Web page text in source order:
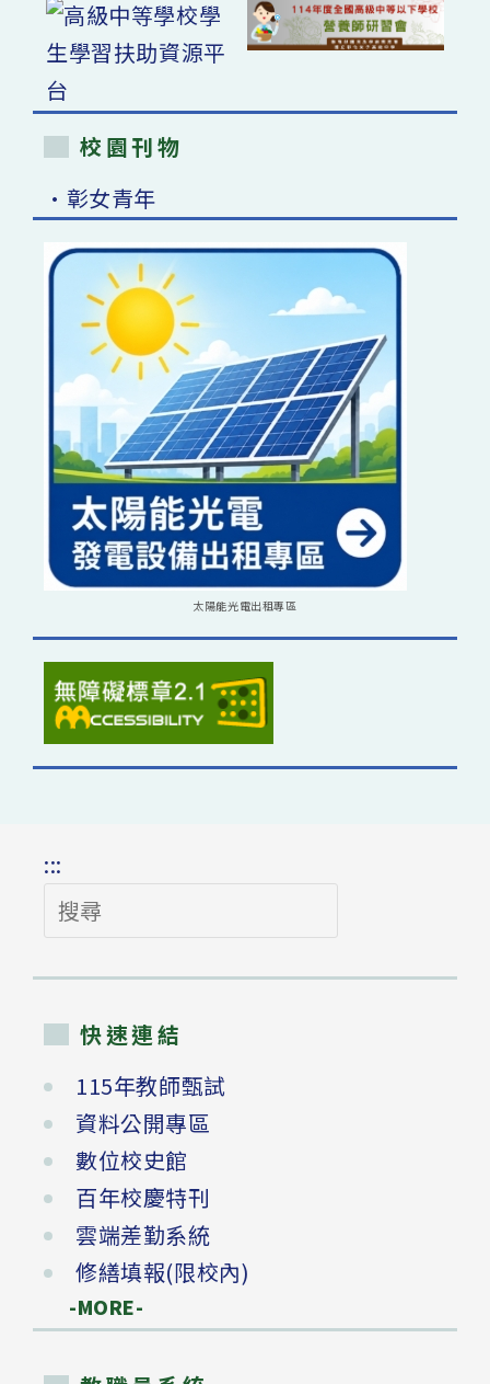
校園刊物
•彰女青年
太陽能光電出租專區
:::
搜
尋
快速連結
115年教師甄試
資料公開專區
數位校史館
百年校慶特刊
雲端差勤系統
修繕填報(限校內)
-MORE-